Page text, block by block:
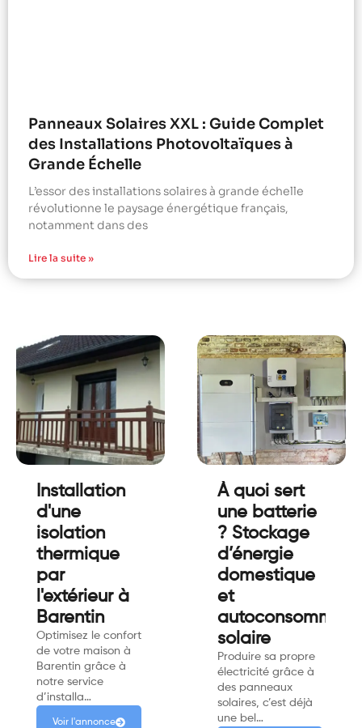
Panneaux Solaires XXL : Guide Complet
des Installations Photovoltaïques à
Grande Échelle
L’essor des installations solaires à grande échelle
révolutionne le paysage énergétique français,
notamment dans des
Lire la suite »
Installation
d'une
isolation
thermique
par
l'extérieur à
Barentin
Optimisez le confort
de votre maison à
Barentin grâce à
notre service
d’installa…
Voir l'annonce
À quoi sert
une batterie
? Stockage
d’énergie
domestique
et
solaire
Produire sa propre
électricité grâce à
des panneaux
solaires, c’est déjà
une bel…